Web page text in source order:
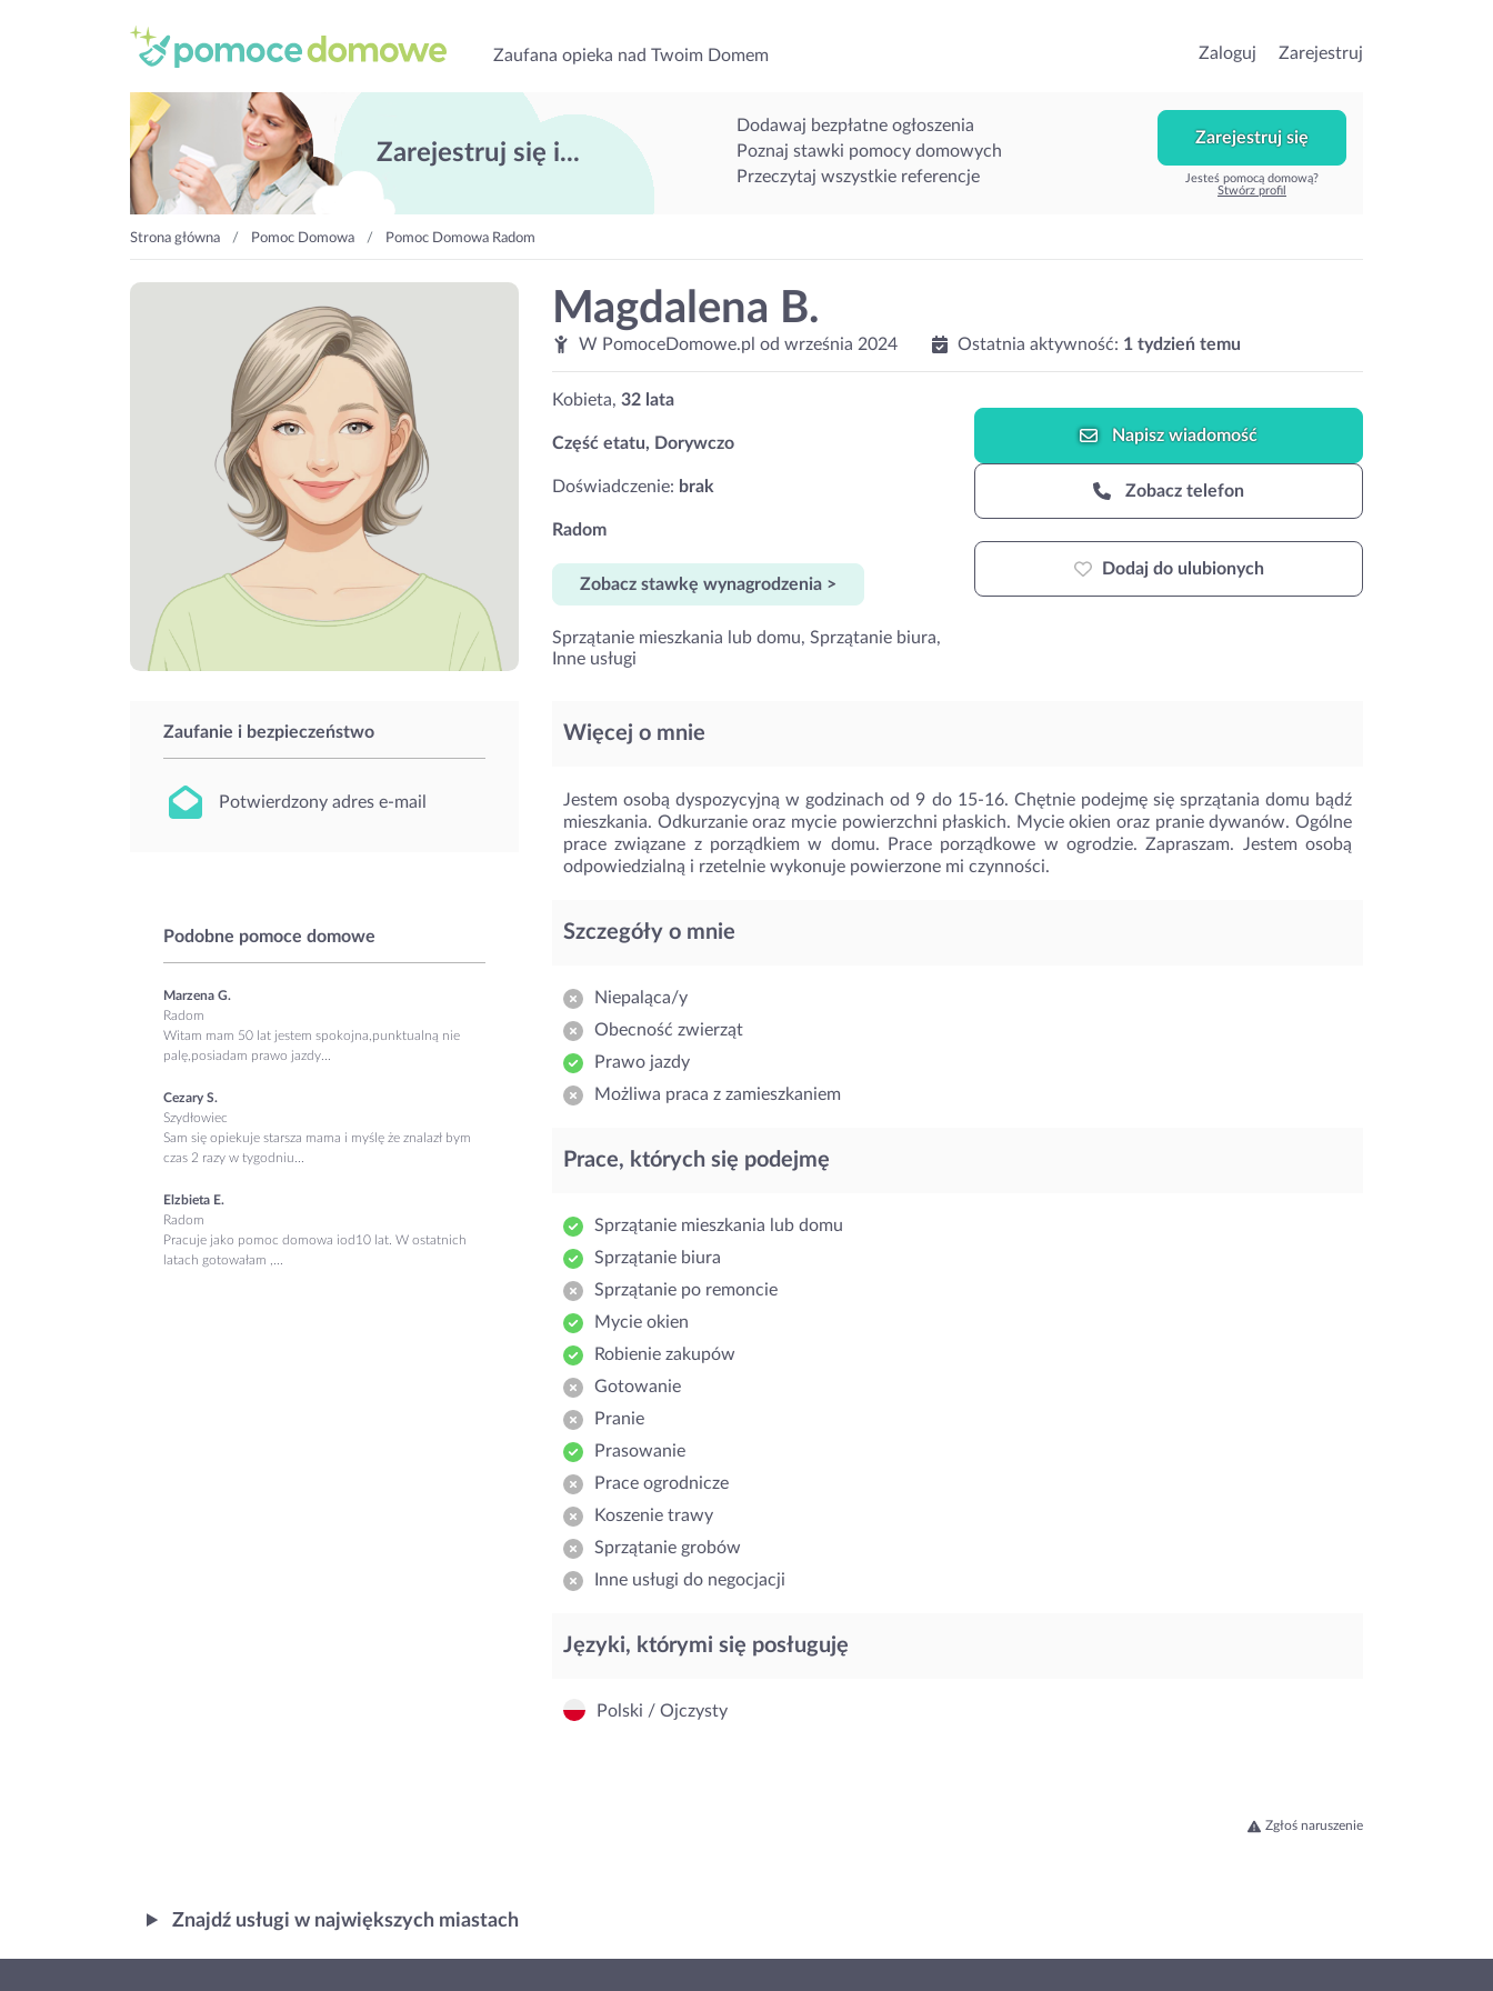
Zaufana opieka nad Twoim Domem Zaloguj Zarejestruj
Zarejestruj się i...
Dodawaj bezpłatne ogłoszenia
Poznaj stawki pomocy domowych
Przeczytaj wszystkie referencje
Zarejestruj się
Jesteś pomocą domową?
Stwórz profil
Strona główna Pomoc Domowa Pomoc Domowa Radom
Magdalena B.
W PomoceDomowe.pl od września 2024 Ostatnia aktywność: 1 tydzień temu
Kobieta, 32 lata
Część etatu, Dorywczo
Doświadczenie: brak
Radom
Zobacz stawkę wynagrodzenia >
Sprzątanie mieszkania lub domu, Sprzątanie biura,
Inne usługi
Napiszwiadomość
Zobacz telefon
Dodaj do ulubionych
Zaufanie i bezpieczeństwo
Potwierdzony adres e-mail
Podobne pomoce domowe
Marzena G.
Radom
Witam mam 50 lat jestem spokojna,punktualną nie
palę,posiadam prawo jazdy...
Cezary S.
Szydłowiec
Sam się opiekuje starsza mama i myślę że znalazł bym
czas 2 razy w tygodniu...
Elzbieta E.
Radom
Pracuje jako pomoc domowa iod10 lat. W ostatnich
latach gotowałam ,...
Więcej o mnie
Jestem osobą dyspozycyjną w godzinach od 9 do 15-16. Chętnie podejmę się sprzątania domu bądź
mieszkania. Odkurzanie oraz mycie powierzchni płaskich. Mycie okien oraz pranie dywanów. Ogólne
prace związane z porządkiem w domu. Prace porządkowe w ogrodzie. Zapraszam. Jestem osobą
odpowiedzialną i rzetelnie wykonuje powierzone mi czynności.
Szczegóły o mnie
Niepaląca/y
Obecność zwierząt
Prawo jazdy
Możliwa praca z zamieszkaniem
Prace, których się podejmę
Sprzątanie mieszkania lub domu
Sprzątanie biura
Sprzątanie po remoncie
Mycie okien
Robienie zakupów
Gotowanie
Pranie
Prasowanie
Prace ogrodnicze
Koszenie trawy
Sprzątanie grobów
Inne usługi do negocjacji
Języki, którymi się posługuję
Polski / Ojczysty
Zgłoś naruszenie
Znajdź usługi w największych miastach